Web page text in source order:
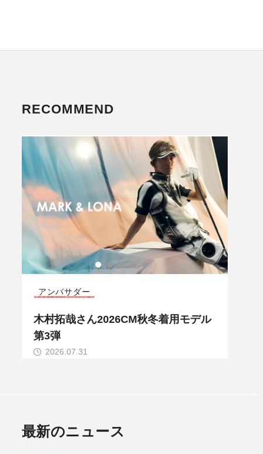
RECOMMEND
2026.07.31
アンバサダー
木村拓哉さん2026CM秋冬着用モデル
第3弾
最新のニュース